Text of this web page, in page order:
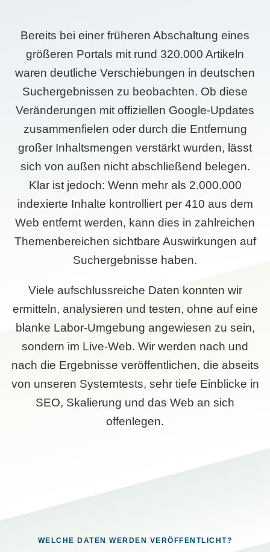
Bereits bei einer früheren Abschaltung eines
größeren Portals mit rund 320.000 Artikeln
waren deutliche Verschiebungen in deutschen
Suchergebnissen zu beobachten. Ob diese
Veränderungen mit offiziellen Google-Updates
zusammenfielen oder durch die Entfernung
großer Inhaltsmengen verstärkt wurden, lässt
sich von außen nicht abschließend belegen.
Klar ist jedoch: Wenn mehr als 2.000.000
indexierte Inhalte kontrolliert per 410 aus dem
Web entfernt werden, kann dies in zahlreichen
Themenbereichen sichtbare Auswirkungen auf
Suchergebnisse haben.
Viele aufschlussreiche Daten konnten wir
ermitteln, analysieren und testen, ohne auf eine
blanke Labor-Umgebung angewiesen zu sein,
sondern im Live-Web. Wir werden nach und
nach die Ergebnisse veröffentlichen, die abseits
von unseren Systemtests, sehr tiefe Einblicke in
SEO, Skalierung und das Web an sich
offenlegen.
WELCHE DATEN WERDEN VERÖFFENTLICHT?